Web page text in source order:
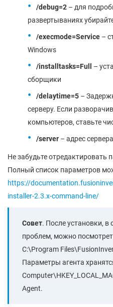
/debug=2 – для
развертываниях
/execmode=Service –
Windows
/installtasks=Full
–
сборщики
/delaytime=5 –
серверу. Если
компьютеров, ставьте
/server – адрес
Не забудьте
Полный список параметров
https://
installer-2.3.x-command-line/
Совет. После установки, в
проблем, можно
C:\Program
Параметры агента
Agent.